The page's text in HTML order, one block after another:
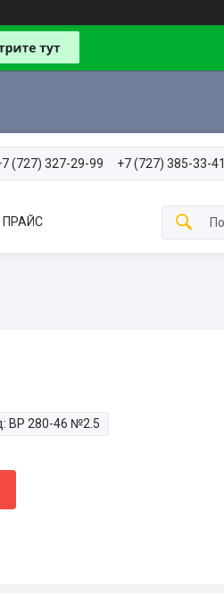
(727) 327-29-99 +7 (727) 385-33-41
ПРАЙС
ВР 280-46 №2.5